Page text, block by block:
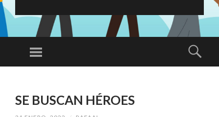
Menú
CONTENIDO
SE BUSCAN HÉROES